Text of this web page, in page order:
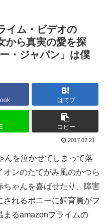
イム・ビデオの
から真実の愛を探
・ジャパン」は僕
はてブ
コピー
2017.02.21
んを泣かせてしまって落
ンのたてがみ風のかつら
ちゃんを喜ばせたり、障害
れるポニーに飼育員がフ
まるamazonプライムの